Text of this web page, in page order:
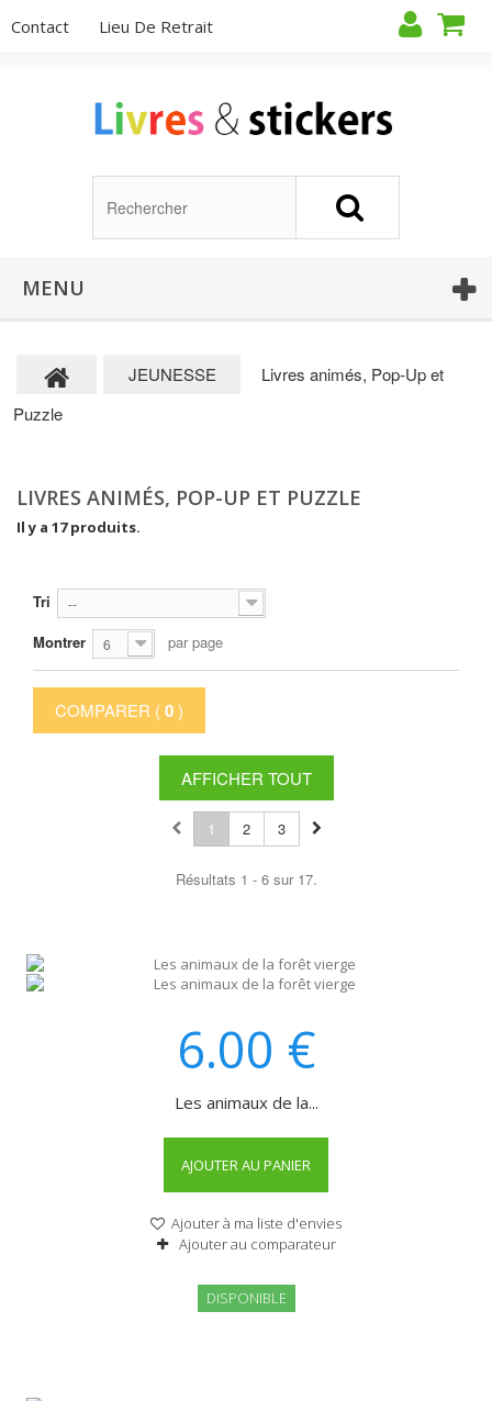
Contact Lieu De Retrait
MENU
JEUNESSE
Livres animés, Pop-Up et
Puzzle
LIVRES ANIMÉS, POP-UP ET PUZZLE
Il y a 17 produits.
Tri --
Montrer 6 par page
COMPARER ( 0)
AFFICHER TOUT
1 2 3
Résultats 1 - 6 sur 17.
6.00 €
Les animaux de la...
AJOUTER AU PANIER
Ajouter à ma liste d'envies
Ajouter au comparateur
DISPONIBLE